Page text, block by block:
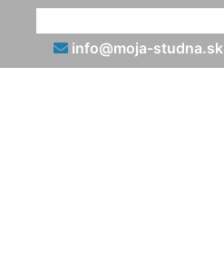
info@moja-studna.sk